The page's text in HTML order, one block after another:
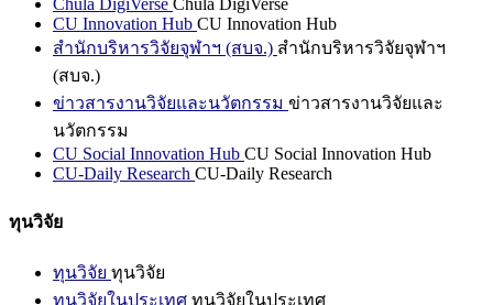
Chula DigiVerse Chula DigiVerse
CU Innovation Hub CU Innovation Hub
สำนักบริหารวิจัยจุฬาฯ (สบจ.) สำนักบริหารวิจัยจุฬาฯ
(สบจ.)
ข่าวสารงานวิจัยและนวัตกรรม ข่าวสารงานวิจัยและ
นวัตกรรม
CU Social Innovation Hub CU Social Innovation Hub
CU-Daily Research CU-Daily Research
ทุนวิจัย
ทุนวิจัย ทุนวิจัย
ทุนวิจัยในประเทศ ทุนวิจัยในประเทศ